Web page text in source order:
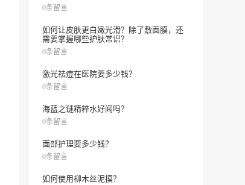
0条留言
如何让皮肤更白嫩光滑？除了敷面膜，还
需要掌握哪些护肤常识？
0条留言
激光祛痘在医院要多少钱？
0条留言
海蓝之谜精粹水好闻吗？
0条留言
面部护理要多少钱？
0条留言
如何使用柳木丝泥摸？